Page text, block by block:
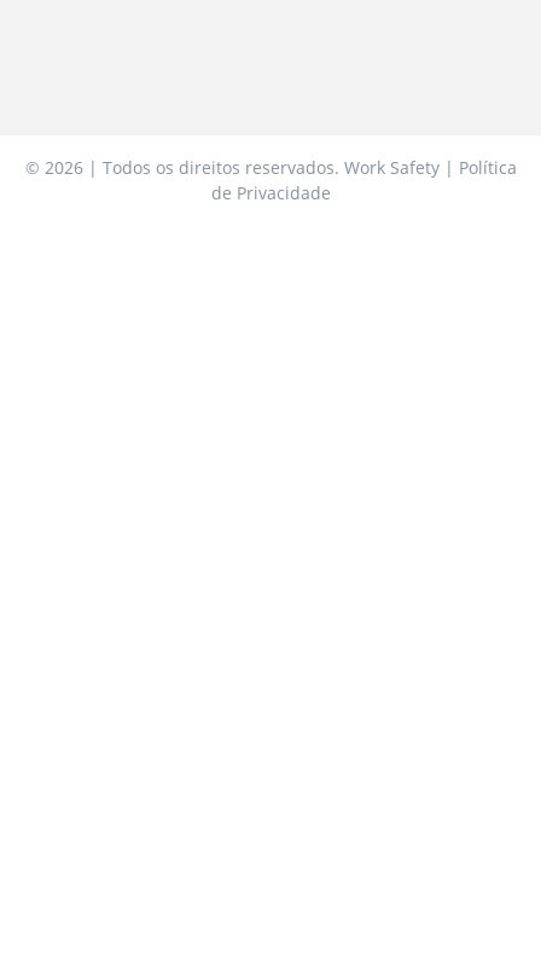
© 2026 | Todos os direitos reservados. Work Safety | Política
de Privacidade